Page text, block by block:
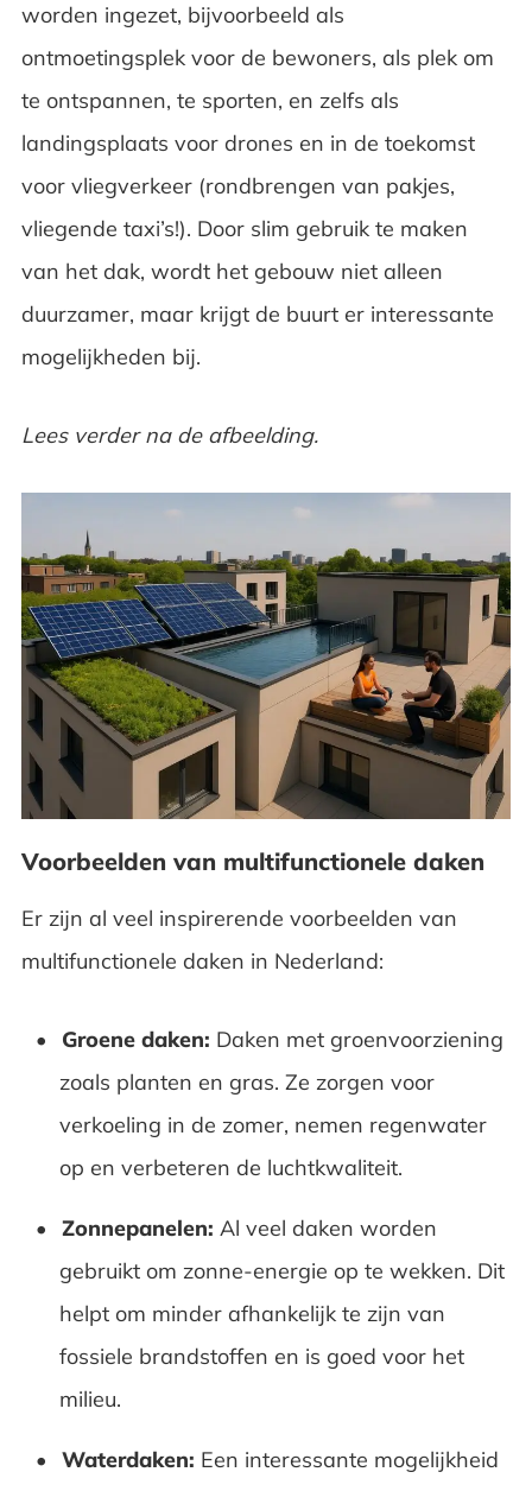
worden ingezet, bijvoorbeeld als
ontmoetingsplek voor de bewoners, als plek om
te ontspannen, te sporten, en zelfs als
landingsplaats voor drones en in de toekomst
voor vliegverkeer (rondbrengen van pakjes,
vliegende taxi’s!). Door slim gebruik te maken
van het dak, wordt het gebouw niet alleen
duurzamer, maar krijgt de buurt er interessante
mogelijkheden bij.
Lees verder na de afbeelding.
Voorbeelden van multifunctionele daken
Er zijn al veel inspirerende voorbeelden van
multifunctionele daken in Nederland:
Groene daken: Daken met groenvoorziening
zoals planten en gras. Ze zorgen voor
verkoeling in de zomer, nemen regenwater
op en verbeteren de luchtkwaliteit.
Zonnepanelen: Al veel daken worden
gebruikt om zonne-energie op te wekken. Dit
helpt om minder afhankelijk te zijn van
fossiele brandstoffen en is goed voor het
milieu.
Waterdaken: Een interessante mogelijkheid